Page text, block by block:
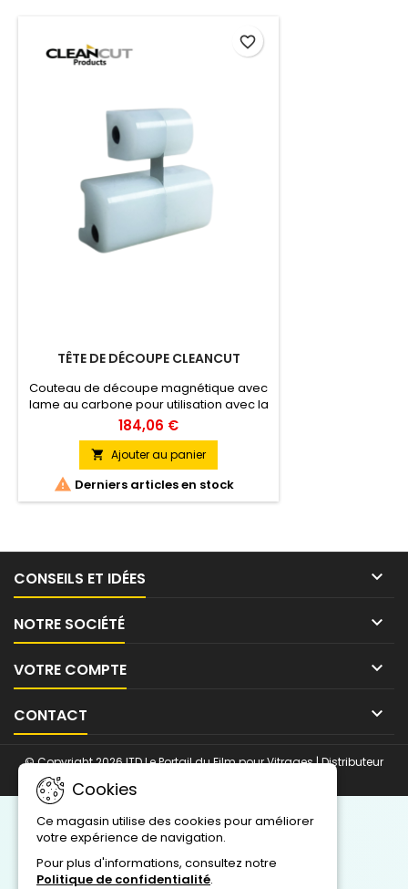
TÊTE DE DÉCOUPE CLEANCUT
Couteau de découpe magnétique avec
lame au carbone pour utilisation avec la
règle de découpe. Vendu à l'unité.
Lames de rechange disponibles sur
commande.
184,06 €
 Ajouter au panier
 Derniers articles en stock
favorite_border
CONSEILS ET IDÉES 
NOTRE SOCIÉTÉ 
VOTRE COMPTE 
CONTACT 
Cookies
Ce magasin utilise des cookies pour améliorer
votre expérience de navigation.
Pour plus d'informations, consultez notre
Politique de confidentialité.
© Copyright 2026 ITD Le Portail du Film pour Vitrages | Distributeur